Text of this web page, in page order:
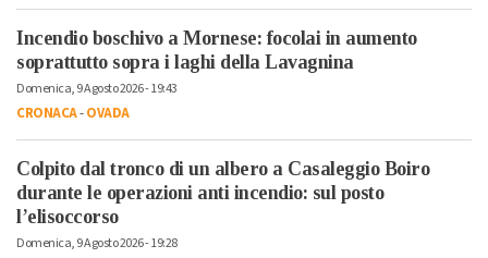
Incendio boschivo a Mornese: focolai in aumento
soprattutto sopra i laghi della Lavagnina
Domenica, 9 Agosto 2026 - 19:43
CRONACA-OVADA
Colpito dal tronco di un albero a Casaleggio Boiro
durante le operazioni anti incendio: sul posto
l’elisoccorso
Domenica, 9 Agosto 2026 - 19:28